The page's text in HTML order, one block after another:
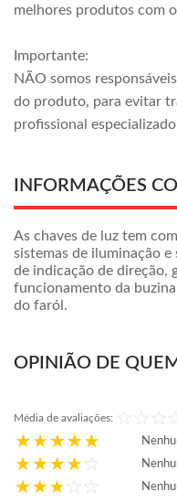
melhores produtos com
Importante:
NÃO somos
do produto, para evitar
profissional
INFORMAÇÕES
As chaves de luz tem
sistemas de iluminação e
de indicação de direção,
funcionamento da
do faról.
OPINIÃO DE
Média de avaliações: